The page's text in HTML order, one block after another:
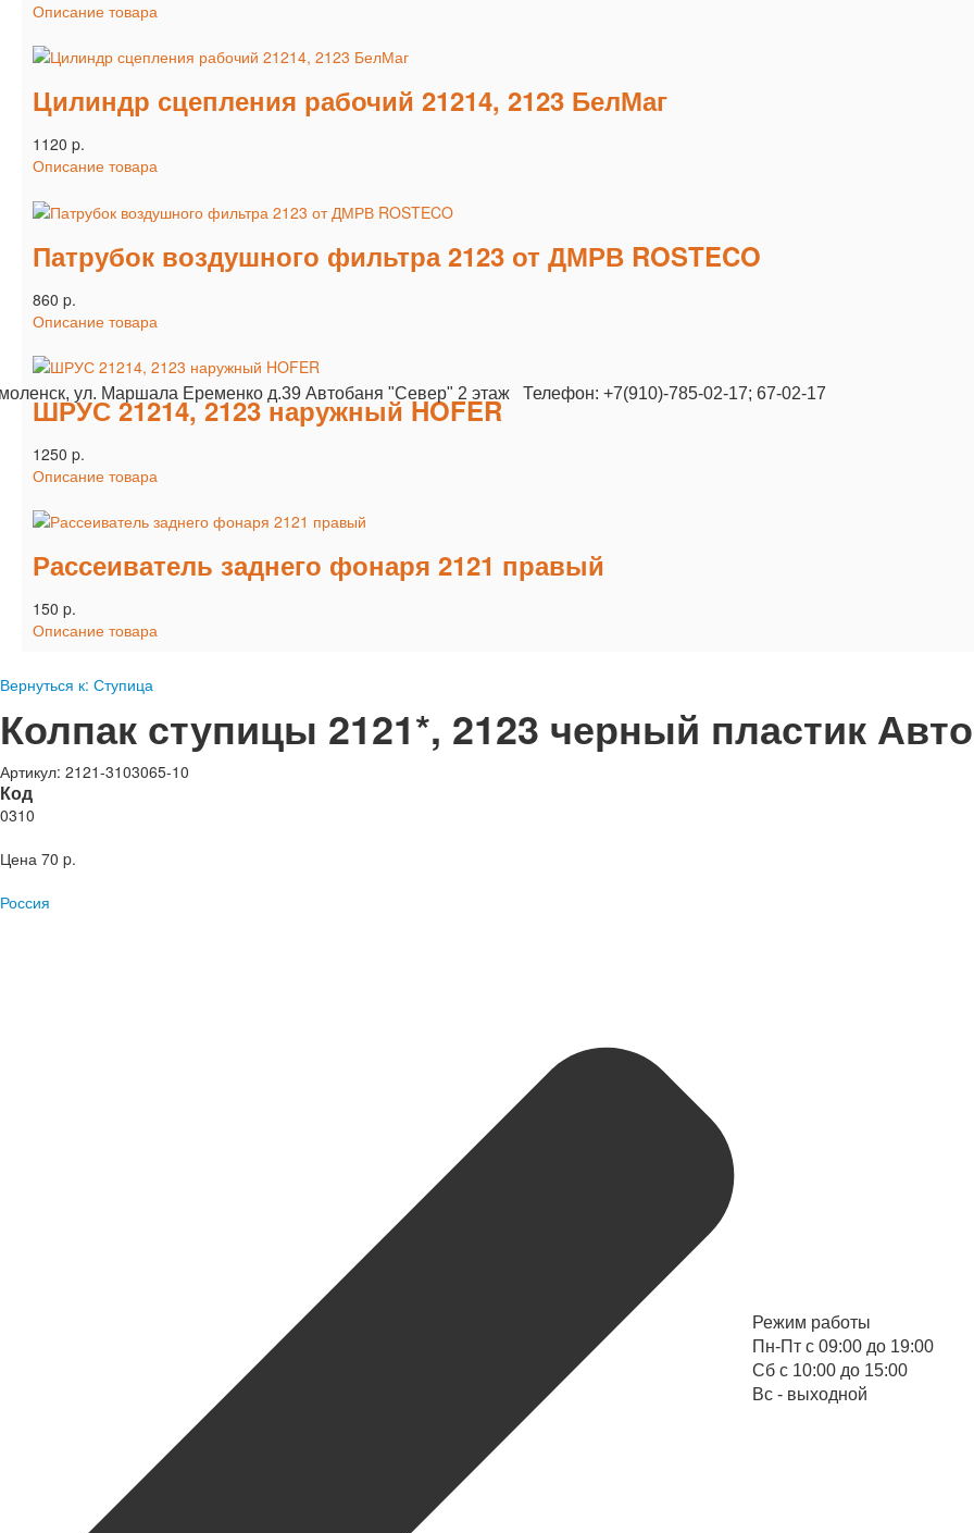
Режим работы
Пн-Пт с 09:00 до 19:00
Cб с 10:00 до 15:00
Вс - выходной
ул. Маршала Еременко д.39 Автобаня "Север" 2 этаж Телефон: +7(910)-785-02-17; 67-02-17
Описание товара
Цилиндр сцепления рабочий 21214, 2123 БелМаг
1120 p.
Описание товара
Патрубок воздушного фильтра 2123 от ДМРВ ROSTECO
860 p.
Описание товара
ШРУС 21214, 2123 наружный HOFER
1250 p.
Описание товара
Рассеиватель заднего фонаря 2121 правый
150 p.
Описание товара
Вернуться к: Ступица
Колпак ступицы 2121*, 2123 черный пластик
Артикул: 2121-3103065-10
Код
0310
Цена 70 p.
Россия